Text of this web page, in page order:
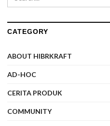
CATEGORY
ABOUT HIBRKRAFT
AD-HOC
CERITA PRODUK
COMMUNITY